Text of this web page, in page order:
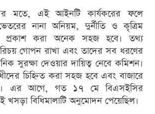
মতে, এই আইনটি কার্যকরের ফলে
নানা অনিয়ম, দুর্নীতি ও কৃত্রিম
প্রকাশ করা অনেক সহজ হবে। তথ্য
গোপন রাখা এবং তাদের সব ধরণের
সুরক্ষা দেওয়ার দায়িত্ব নেবে কমিশন।
চিহ্নিত করা সহজ হবে এবং বাজারে
এর আগে, গত ১৭ মে বিএসইসির
খসড়া বিধিমালাটি অনুমোদন পেয়েছিল।